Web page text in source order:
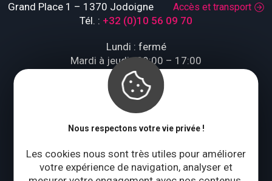
Nous respectons votre vie privée !
Les cookies nous sont très utiles pour améliorer
votre expérience de navigation, analyser et
Grand Place 1 – 1370 Jodoigne Accès et transport
Tél. : +32 (0)10 56 09 70
Lundi : fermé
Mardi à jeudi : 09:00 – 17:00
Vendredi à dimanche : 10:00 – 18:00
Qui sommes-nous ?
CONTACTEZ-NOUS